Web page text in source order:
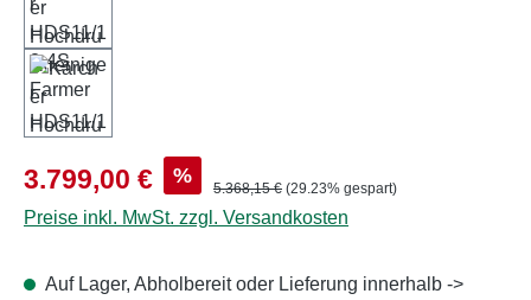
Verkaufspreis:
3.799,00 € % Regulärer Preis:
5.368,15 € (29.23% gespart)
Preise inkl. MwSt. zzgl. Versandkosten
Auf Lager, Abholbereit oder Lieferung innerhalb ->